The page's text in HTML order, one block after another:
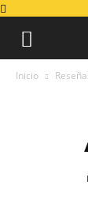
Inicio